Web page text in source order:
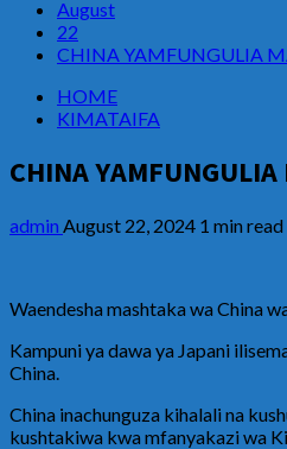
August
22
CHINA YAMFUNGULIA
HOME
KIMATAIFA
CHINA
admin August 22, 2024 1 min read
Waendesha mashtaka wa China
Kampuni ya dawa ya Japani
China.
China inachunguza kihalali na
kushtakiwa kwa mfanyakazi wa